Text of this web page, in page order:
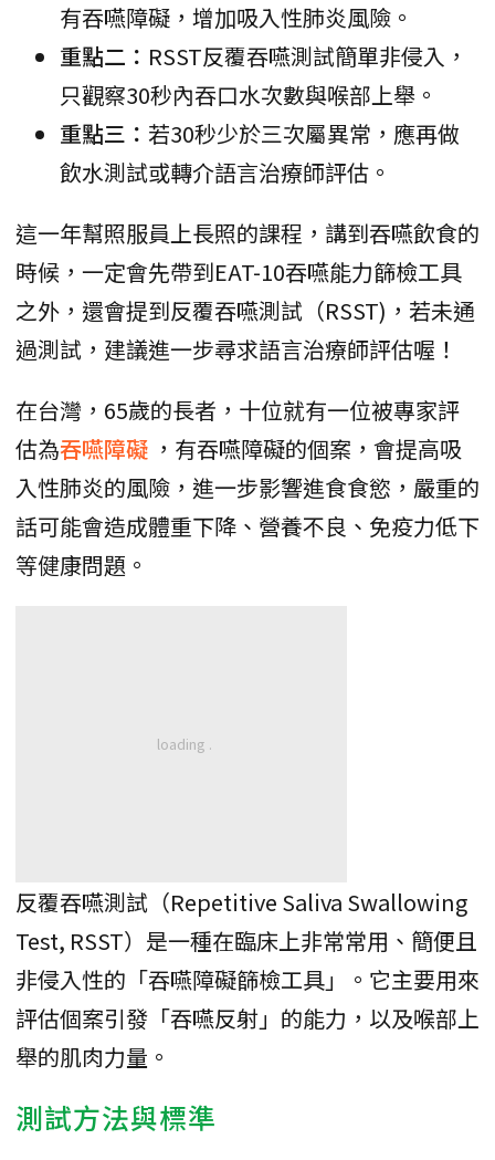
有吞嚥障礙，增加吸入性肺炎風險。
重點二： RSST反覆吞嚥測試簡單非侵入，
只觀察30秒內吞口水次數與喉部上舉。
重點三： 若30秒少於三次屬異常，應再做
飲水測試或轉介語言治療師評估。
這一年幫照服員上長照的課程，講到吞嚥飲食的
時候，一定會先帶到EAT-10吞嚥能力篩檢工具
之外，還會提到反覆吞嚥測試（RSST)，若未通
過測試，建議進一步尋求語言治療師評估喔！
在台灣，65歲的長者，十位就有一位被專家評
估為吞嚥障礙 ，有吞嚥障礙的個案，會提高吸
入性肺炎的風險，進一步影響進食食慾，嚴重的
話可能會造成體重下降、營養不良、免疫力低下
等健康問題。
反覆吞嚥測試（Repetitive Saliva Swallowing
Test, RSST）是一種在臨床上非常常用、簡便且
非侵入性的「吞嚥障礙篩檢工具」。它主要用來
評估個案引發「吞嚥反射」的能力，以及喉部上
舉的肌肉力量。
測試方法與標準